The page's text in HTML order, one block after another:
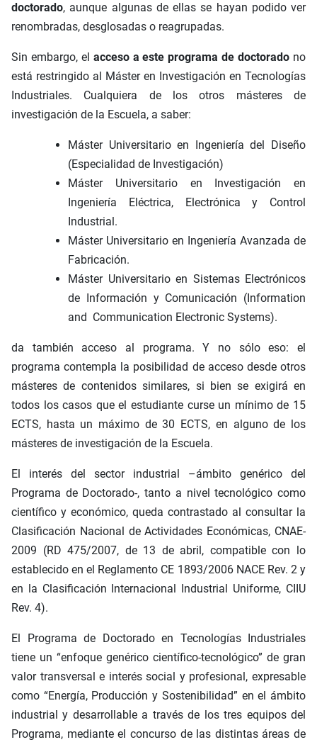
doctorado, aunque algunas de ellas se hayan podido ver
renombradas, desglosadas o reagrupadas.
Sin embargo, el acceso a este programa de doctorado no
está restringido al Máster en Investigación en Tecnologías
Industriales. Cualquiera de los otros másteres de
investigación de la Escuela, a saber:
Máster Universitario en Ingeniería del Diseño
(Especialidad de Investigación)
Máster Universitario en Investigación en
Ingeniería Eléctrica, Electrónica y Control
Industrial.
Máster Universitario en Ingeniería Avanzada de
Fabricación.
Máster Universitario en Sistemas Electrónicos
de Información y Comunicación (Information
and Communication Electronic Systems).
da también acceso al programa. Y no sólo eso: el
programa contempla la posibilidad de acceso desde otros
másteres de contenidos similares, si bien se exigirá en
todos los casos que el estudiante curse un mínimo de 15
ECTS, hasta un máximo de 30 ECTS, en alguno de los
másteres de investigación de la Escuela.
El interés del sector industrial –ámbito genérico del
Programa de Doctorado-, tanto a nivel tecnológico como
científico y económico, queda contrastado al consultar la
Clasificación Nacional de Actividades Económicas, CNAE-
2009 (RD 475/2007, de 13 de abril, compatible con lo
establecido en el Reglamento CE 1893/2006 NACE Rev. 2 y
en la Clasificación Internacional Industrial Uniforme, CIIU
Rev. 4).
El Programa de Doctorado en Tecnologías Industriales
tiene un “enfoque genérico científico-tecnológico” de gran
valor transversal e interés social y profesional, expresable
como “Energía, Producción y Sostenibilidad” en el ámbito
industrial y desarrollable a través de los tres equipos del
Programa, mediante el concurso de las distintas áreas de